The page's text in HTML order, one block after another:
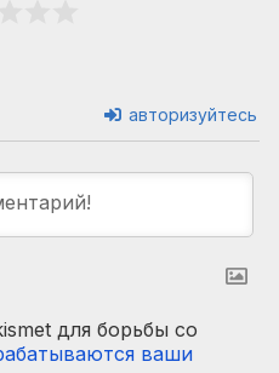
авторизуйтесь
для борьбы со
ваши